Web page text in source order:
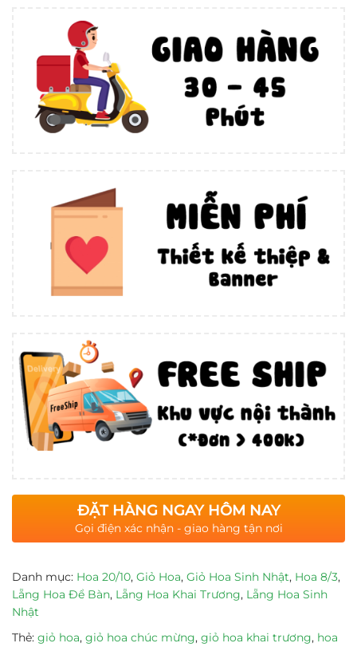
ĐẶT HÀNG NGAY HÔM NAY
Gọi điện xác nhận - giao hàng tận nơi
Danh mục: Hoa 20/10, Giỏ Hoa, Giỏ Hoa Sinh Nhật, Hoa 8/3,
Lẵng Hoa Để Bàn, Lẵng Hoa Khai Trương, Lẵng Hoa Sinh
Nhật
Thẻ: giỏ hoa, giỏ hoa chúc mừng, giỏ hoa khai trương, hoa